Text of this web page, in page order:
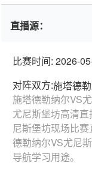
直播源：
比赛时间: 2026-
对阵双方:施塔德
施塔德勒纳尔VS
尤尼斯堡坊高清
尼斯堡坊现场比
德勒纳尔VS尤尼
导航学习用途。